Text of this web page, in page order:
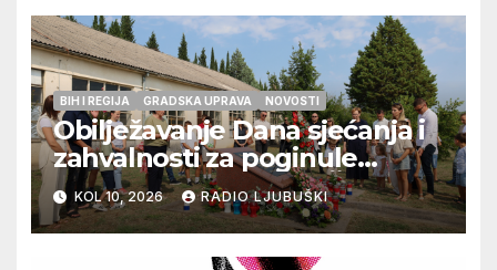
BIH I REGIJA GRADSKA UPRAVA NOVOSTI
Obilježavanje Dana sjećanja i
zahvalnosti za poginule
ljubuške branitelje u Čapljini
u petak 14.kolovoza 2026.
KOL 10, 2026 RADIO LJUBUŠKI